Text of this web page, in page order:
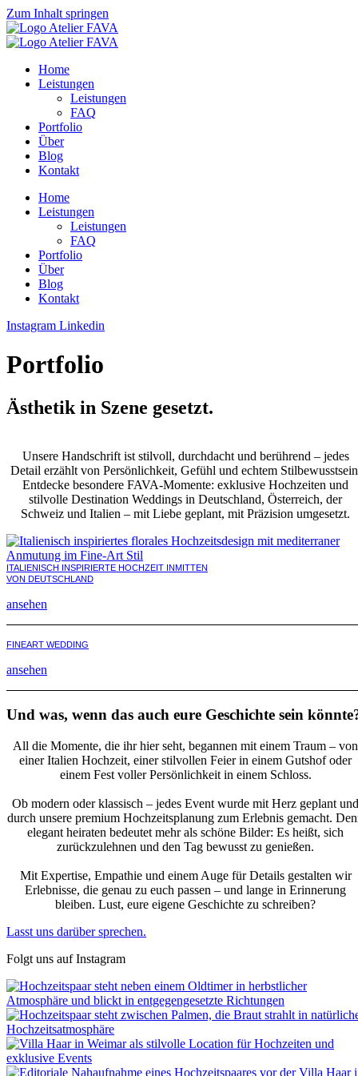
Zum Inhalt springen
Home
Leistungen
Leistungen
FAQ
Portfolio
Über
Blog
Kontakt
Home
Leistungen
Leistungen
FAQ
Portfolio
Über
Blog
Kontakt
Instagram Linkedin
Portfolio
Ästhetik in Szene gesetzt.
Unsere Handschrift ist stilvoll, durchdacht und berührend – jedes
Detail erzählt von Persönlichkeit, Gefühl und echtem
Entdecke besondere FAVA-Momente: exklusive Hochzeiten und
stilvolle Destination Weddings in Deutschland, Österreich, der
Schweiz und Italien – mit Liebe geplant, mit Präzision umgesetzt.
ITALIENISCH INSPIRIERTE HOCHZEIT INMITTEN
VON DEUTSCHLAND
ansehen
FINEART WEDDING
ansehen
Und was, wenn das auch eure Geschichte sein
All die Momente, die ihr hier seht, begannen mit einem Traum – von
einer Italien Hochzeit, einer stilvollen Feier in einem Gutshof oder
einem Fest voller Persönlichkeit in einem Schloss.
Ob modern oder klassisch – jedes Event wurde mit Herz geplant und
durch unsere premium Hochzeitsplanung zum Erlebnis gemacht.
elegant heiraten bedeutet mehr als schöne Bilder: Es heißt, sich
zurückzulehnen und den Tag bewusst zu genießen.
Mit Expertise, Empathie und einem Auge für Details gestalten wir
Erlebnisse, die genau zu euch passen – und lange in Erinnerung
bleiben. Lust, eure eigene Geschichte zu schreiben?
Lasst uns darüber sprechen.
Folgt uns auf Instagram